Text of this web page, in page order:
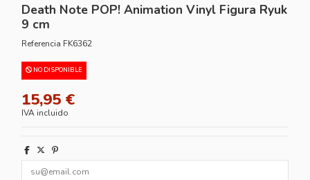
Death Note POP! Animation Vinyl Figura Ryuk
9 cm
Referencia FK6362
NO DISPONIBLE
15,95 €
IVA incluido